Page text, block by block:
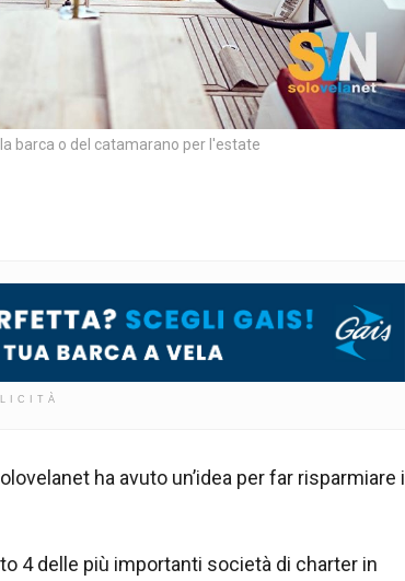
barca o del catamarano per l'estate
ha avuto un’idea per far risparmiare i
4 delle più importanti società di charter in